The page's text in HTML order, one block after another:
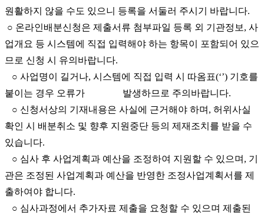
원활하지 않을 수도 있으니 등록을 서둘러 주시기 바랍니다.
○ 온라인배분신청은 제출서류 첨부파일 등록 외 기관정보, 사
업개요 등 시스템에 직접 입력해야 하는 항목이 포함되어 있으
므로 신청 시 유의바랍니다.
○ 사업명이 길거나, 시스템에 직접 입력 시 따옴표(‘’) 기호를
붙이는 경우 오류가 발생하므로 주의바랍니다.
○ 신청서상의 기재내용은 사실에 근거해야 하며, 허위사실
확인 시 배분취소 및 향후 지원중단 등의 제재조치를 받을 수
있습니다.
○ 심사 후 사업계획과 예산을 조정하여 지원할 수 있으며, 기
관은 조정된 사업계획과 예산을 반영한 조정사업계획서를 제
출하여야 합니다.
○ 심사과정에서 추가자료 제출을 요청할 수 있으며 제출된